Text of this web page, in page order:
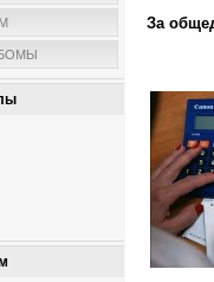
За